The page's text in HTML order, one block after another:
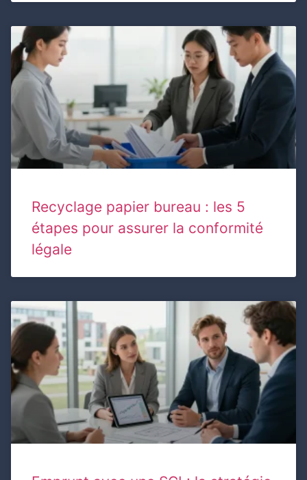
Recyclage papier bureau : les 5
étapes pour assurer la conformité
légale